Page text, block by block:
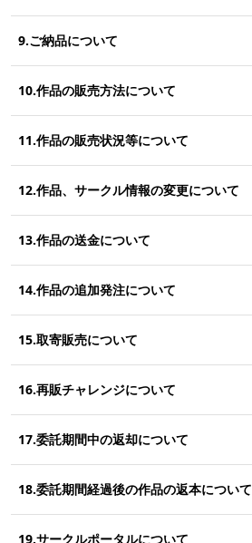
9.ご納品について
10.作品の販売方法について
11.作品の販売状況等について
12.作品、サークル情報の変更について
13.作品の送金について
14.作品の追加発注について
15.取寄販売について
16.再販チャレンジについて
17.委託期間中の返却について
18.委託期間経過後の作品の返本について
19.サークルポータルについて